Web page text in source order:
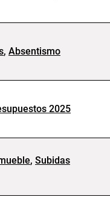
, Absentismo
2025
, Subidas